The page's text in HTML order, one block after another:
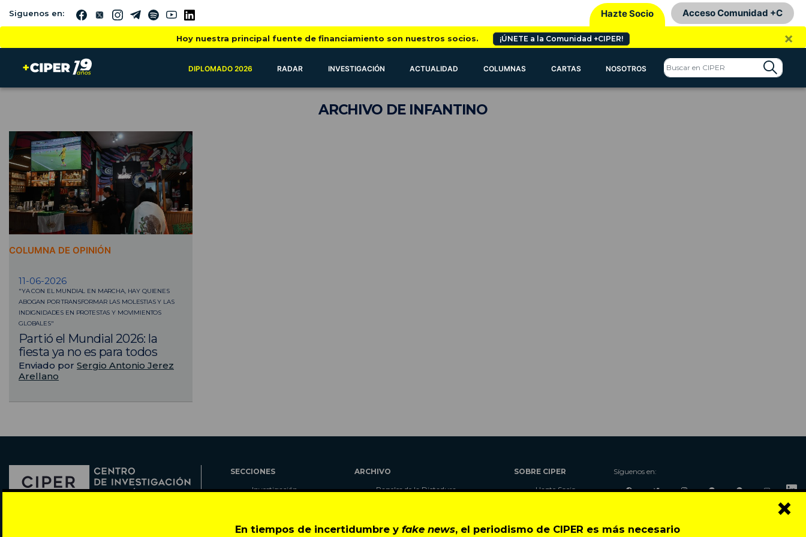
En tiempos de incertidumbre yfake news, el periodismo de CIPER es más necesario
×
Siguenos en: Hazte Socio Acceso Comunidad +C
Hoy nuestra principal fuente de financiamiento son nuestros socios. ¡ÚNETE a la Comunidad +CIPER! ×
DIPLOMADO 2026 RADAR INVESTIGACIÓN ACTUALIDAD COLUMNAS CARTAS NOSOTROS
ARCHIVODE INFANTINO
COLUMNA DE OPINIÓN
11-06-2026
"YA CON EL MUNDIAL EN MARCHA, HAY QUIENES
ABOGAN POR TRANSFORMAR LAS MOLESTIAS Y LAS
INDIGNIDADES EN PROTESTAS Y MOVIMIENTOS
GLOBALES"
Partió el Mundial 2026: la
fiesta ya no es para todos
Enviado por Sergio Antonio Jerez
Arellano
SECCIONES
Investigación
Cartas
ARCHIVO
Papeles de la Dictadura
Autores
SOBRE CIPER
Hazte Socio
Contacto
Síguenos en: